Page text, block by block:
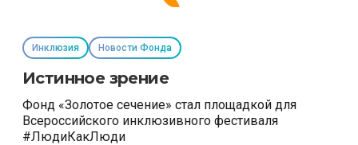
Инклюзия Новости Фонда
Истинное зрение
Фонд «Золотое сечение» стал площадкой для
Всероссийского инклюзивного фестиваля
#ЛюдиКакЛюди